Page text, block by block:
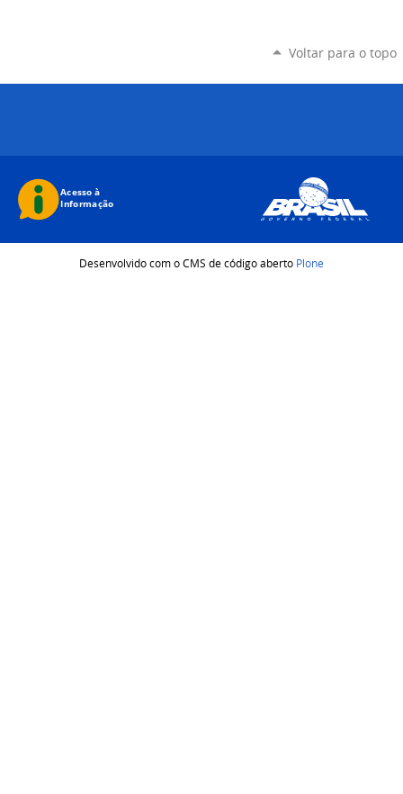
Voltar para o topo
Desenvolvido com o CMS de código aberto Plone